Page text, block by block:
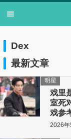
Dex
最新文章
戏里
室死
戏参
明星
2026